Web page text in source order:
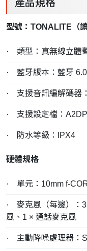
產品規格
型號：TONALITE（讀
· 類型：真無線立體
· 藍牙版本：藍牙 6.0
· 支援音訊編解碼器
· 支援設定檔：
· 防水等級：IPX4
硬體規格
· 單元：10mm f-
· 麥克風（每邊）：
風、1 × 通話麥克風
· 主動降噪處理器：